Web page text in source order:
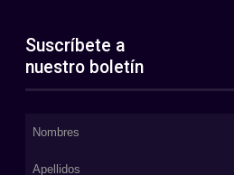
Suscríbete a
nuestro boletín